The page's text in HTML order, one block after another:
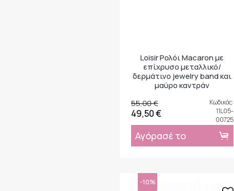
Loisir Ρολόι Macaron με
επίχρυσο μεταλλικό/
δερμάτινο jewelry band και
μαύρο καντράν
55,00 €
49,50 €
Κωδικός:
11L05-
00725
Αγόρασέ το
-10%